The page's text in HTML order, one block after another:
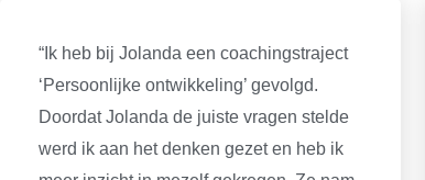
“Ik heb bij Jolanda een coachingstraject
‘Persoonlijke ontwikkeling’ gevolgd.
Doordat Jolanda de juiste vragen stelde
werd ik aan het denken gezet en heb ik